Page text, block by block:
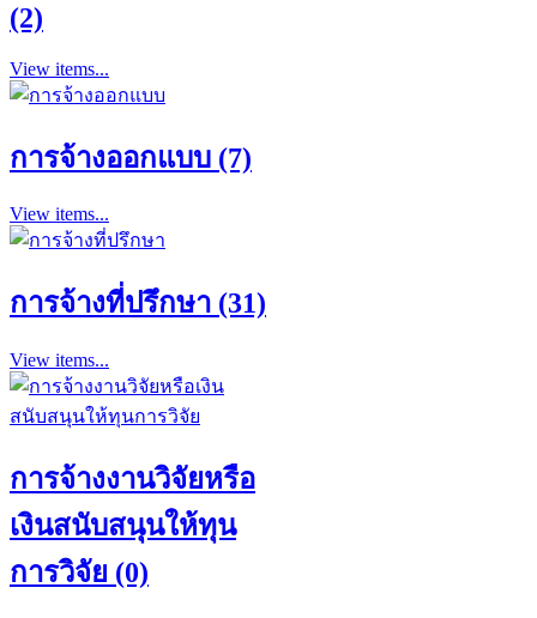
(2)
View items...
การจ้างออกแบบ (7)
View items...
การจ้างที่ปรึกษา (31)
View items...
การจ้างงานวิจัยหรือ
เงินสนับสนุนให้ทุน
การวิจัย (0)